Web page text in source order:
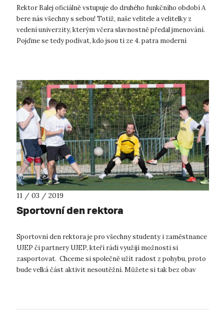
Rektor Balej oficiálně vstupuje do druhého funkčního období A
bere nás všechny s sebou! Totiž, naše velitele a velitelky z
vedení univerzity, kterým včera slavnostně předal jmenování.
Pojďme se tedy podívat, kdo jsou ti ze 4. patra moderní
11 / 03 / 2019
Sportovní den rektora
Sportovní den rektora je pro všechny studenty i zaměstnance
UJEP či partnery UJEP, kteří rádi využijí možnosti si
zasportovat. Chceme si společně užít radost z pohybu, proto
bude velká část aktivit nesoutěžní. Můžete si tak bez obav